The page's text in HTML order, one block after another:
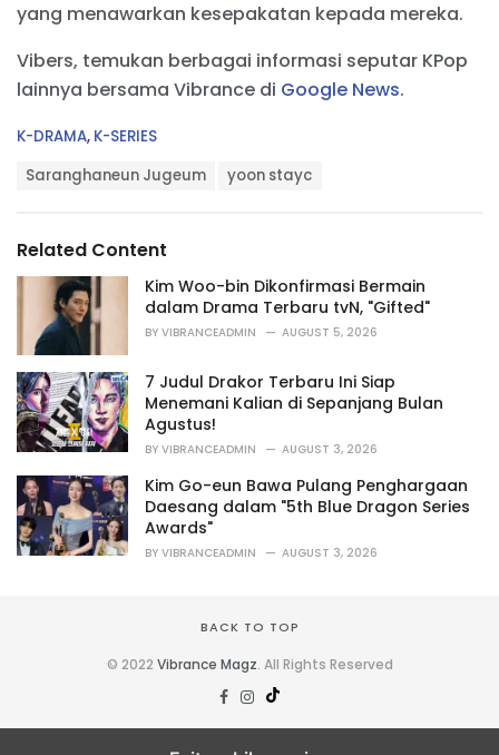
yang menawarkan kesepakatan kepada mereka.
Vibers, temukan berbagai informasi seputar KPop
lainnya bersama Vibrance di Google News.
C
r
i
K-DRAMA, K-SERIES
:
Saranghaneun Jugeum yoon stayc
Related Content
Kim Woo-bin Dikonfirmasi Bermain
dalam Drama Terbaru tvN, "Gifted"
BY VIBRANCEADMIN AUGUST 5, 2026
7 Judul Drakor Terbaru Ini Siap
Menemani Kalian di Sepanjang Bulan
Agustus!
BY VIBRANCEADMIN AUGUST 3, 2026
Kim Go-eun Bawa Pulang Penghargaan
Daesang dalam "5th Blue Dragon Series
Awards"
BY VIBRANCEADMIN AUGUST 3, 2026
BACK TO TOP
© 2022 Vibrance Magz. All Rights Reserved